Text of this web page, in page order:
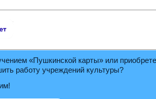
«Пушкинской карты» или
работу учреждений культуры?